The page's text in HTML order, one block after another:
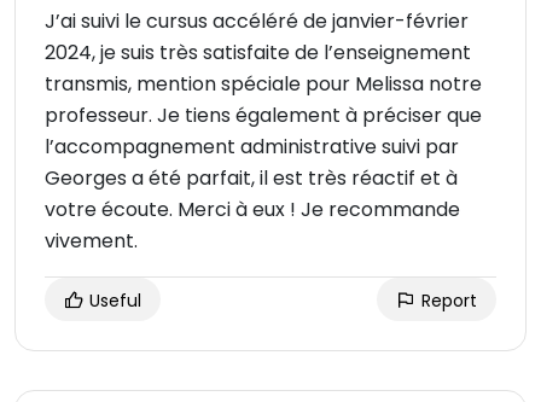
J’ai suivi le cursus accéléré de janvier-février
2024, je suis très satisfaite de l’enseignement
transmis, mention spéciale pour Melissa notre
professeur. Je tiens également à préciser que
l’accompagnement administrative suivi par
Georges a été parfait, il est très réactif et à
votre écoute. Merci à eux ! Je recommande
vivement.
Useful Report